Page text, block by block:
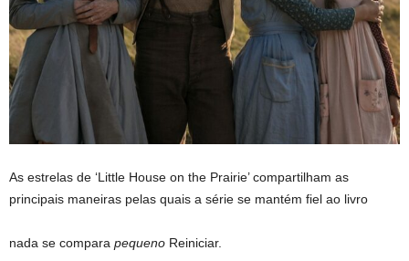
As estrelas de ‘Little House on the Prairie’ compartilham as
principais maneiras pelas quais a série se mantém fiel ao livro
nada se compara pequeno Reiniciar.